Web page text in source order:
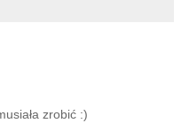
zrobić :)